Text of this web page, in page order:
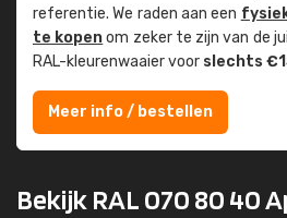
referentie. We raden aan een
te kopenom zeker te zijn van de
RAL-kleuren­waaier voor slechts
Meer info / bestellen
Bekijk RAL 070 80 40